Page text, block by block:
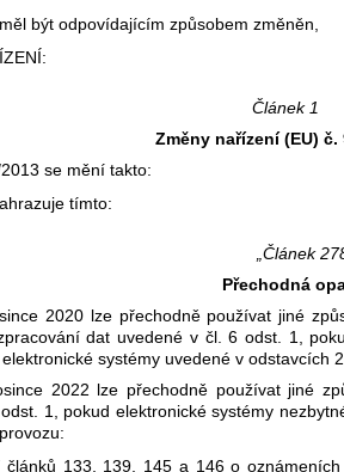
být odpovídajícím způsobem změněn,
Článek 1
Změny nařízení (EU) č.
se mění takto:
tímto:
„Článek
Přechodná
2020 lze přechodně používat jiné
dat uvedené v čl. 6 odst. 1,
systémy uvedené v odstavcích
2022 lze přechodně používat jiné
1, pokud elektronické systémy
článků 133, 139, 145 a 146 o